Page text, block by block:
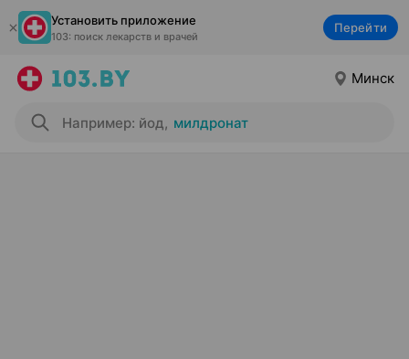
Установить приложение
103: поиск лекарств и врачей
Перейти
Минск
Например: йод, милдронат